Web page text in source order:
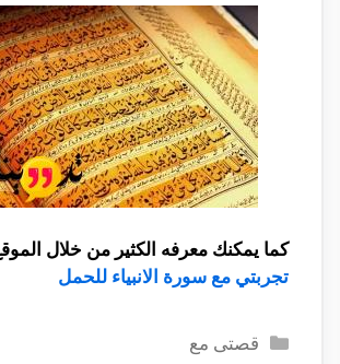
كما يمكنك معرفه الكثير من خلال
تجربتي مع سورة الانبياء للحمل
التصنيفات
قصتى مع